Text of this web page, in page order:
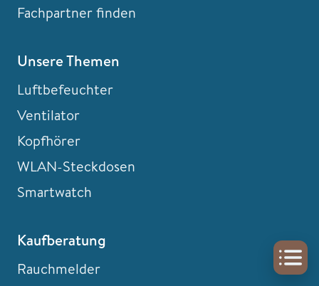
Fachpartner finden
Unsere Themen
Luftbefeuchter
Ventilator
Kopfhörer
WLAN-Steckdosen
Smartwatch
Kaufberatung
Rauchmelder